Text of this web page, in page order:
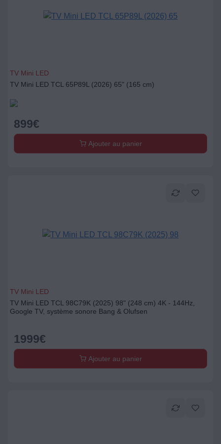
TV Mini LED
TV Mini LED TCL 65P89L (2026) 65" (165 cm)
899€
Ajouter au panier
TV Mini LED
TV Mini LED TCL 98C79K (2025) 98" (248 cm) 4K - 144Hz,
Google TV, système sonore Bang & Olufsen
1999€
Ajouter au panier